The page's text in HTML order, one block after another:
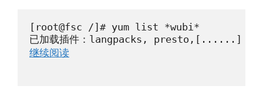
[root@fsc /]# yum list *wubi*
已加载插件：langpacks, presto,[......]
继续阅读